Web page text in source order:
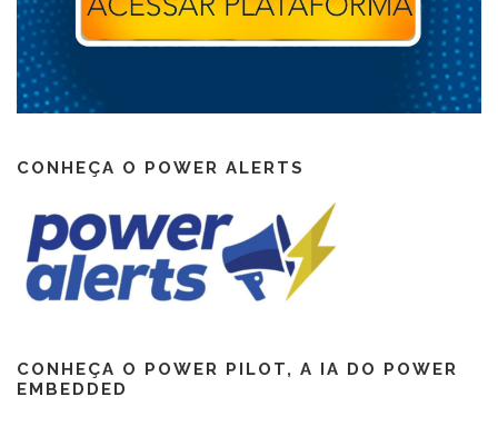
CONHEÇA O POWER ALERTS
CONHEÇA O POWER PILOT, A IA DO POWER
EMBEDDED